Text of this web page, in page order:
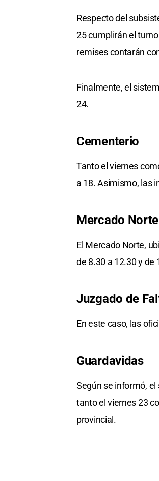
Respecto del
25 cumplirán el
remises contarán
Finalmente, el
24.
Cementerio
Tanto el viernes
a 18. Asimismo, las
Mercado Norte
El Mercado Norte,
de 8.30 a 12.30 y de
Juzgado de
En este caso, las
Guardavidas
Según se informó, el
tanto el viernes 23
provincial.